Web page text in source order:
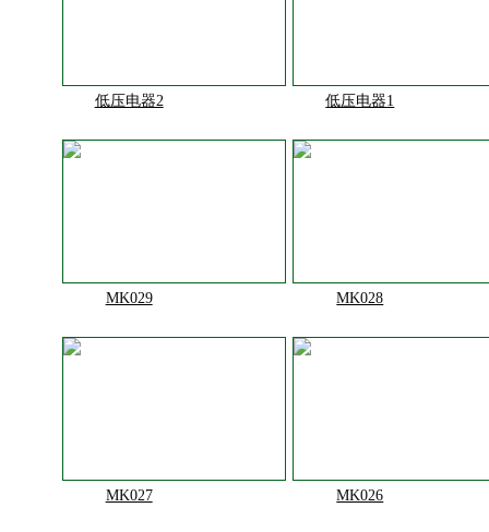
低压电器2 低压电器1
MK029 MK028
MK027 MK026